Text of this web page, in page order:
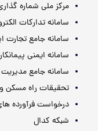
مرکز ملی شماره
سامانه تدارکات
سامانه جامع تجارت
سامانه ایمنی
سامانه جامع مدیریت
تحقیقات راه مسکن
درخواست فرآورده
شبکه کدال